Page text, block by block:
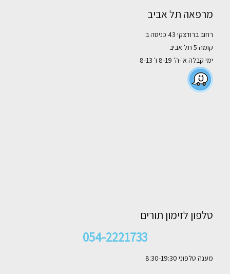
מרפאה תל אביב
רחוב ברודצקי 43 כניסה ב
קומה 5 תל אביב
ימי קבלה א'-ה' 8-19 ו' 8-13
טלפון לזימון תורים
054-2221733
מענה טלפוני 8:30-19:30